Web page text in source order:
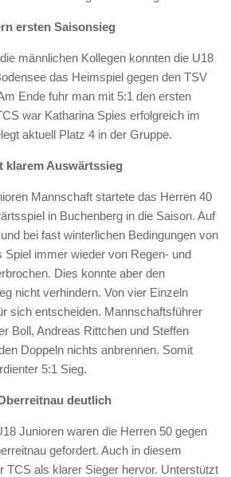
ersten Saisonsieg
männlichen Kollegen konnten die U18
das Heimspiel gegen den TSV
Ende fuhr man mit 5:1 den ersten
war Katharina Spies erfolgreich im
aktuell Platz 4 in der Gruppe.
klarem Auswärtssieg
Mannschaft startete das Herren 40
in Buchenberg in die Saison. Auf
bei fast winterlichen Bedingungen von
Spiel immer wieder von Regen- und
Dies konnte aber den
nicht verhindern. Von vier Einzeln
sich entscheiden. Mannschaftsführer
Boll, Andreas Rittchen und Steffen
Doppeln nichts anbrennen. Somit
5:1 Sieg.
deutlich
Junioren waren die Herren 50 gegen
gefordert. Auch in diesem
TCS als klarer Sieger hervor. Unterstützt